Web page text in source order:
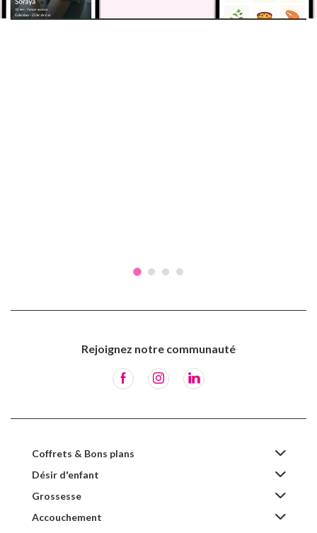
Rejoignez notre communauté
Coffrets & Bons plans
Désir d'enfant
Grossesse
Accouchement